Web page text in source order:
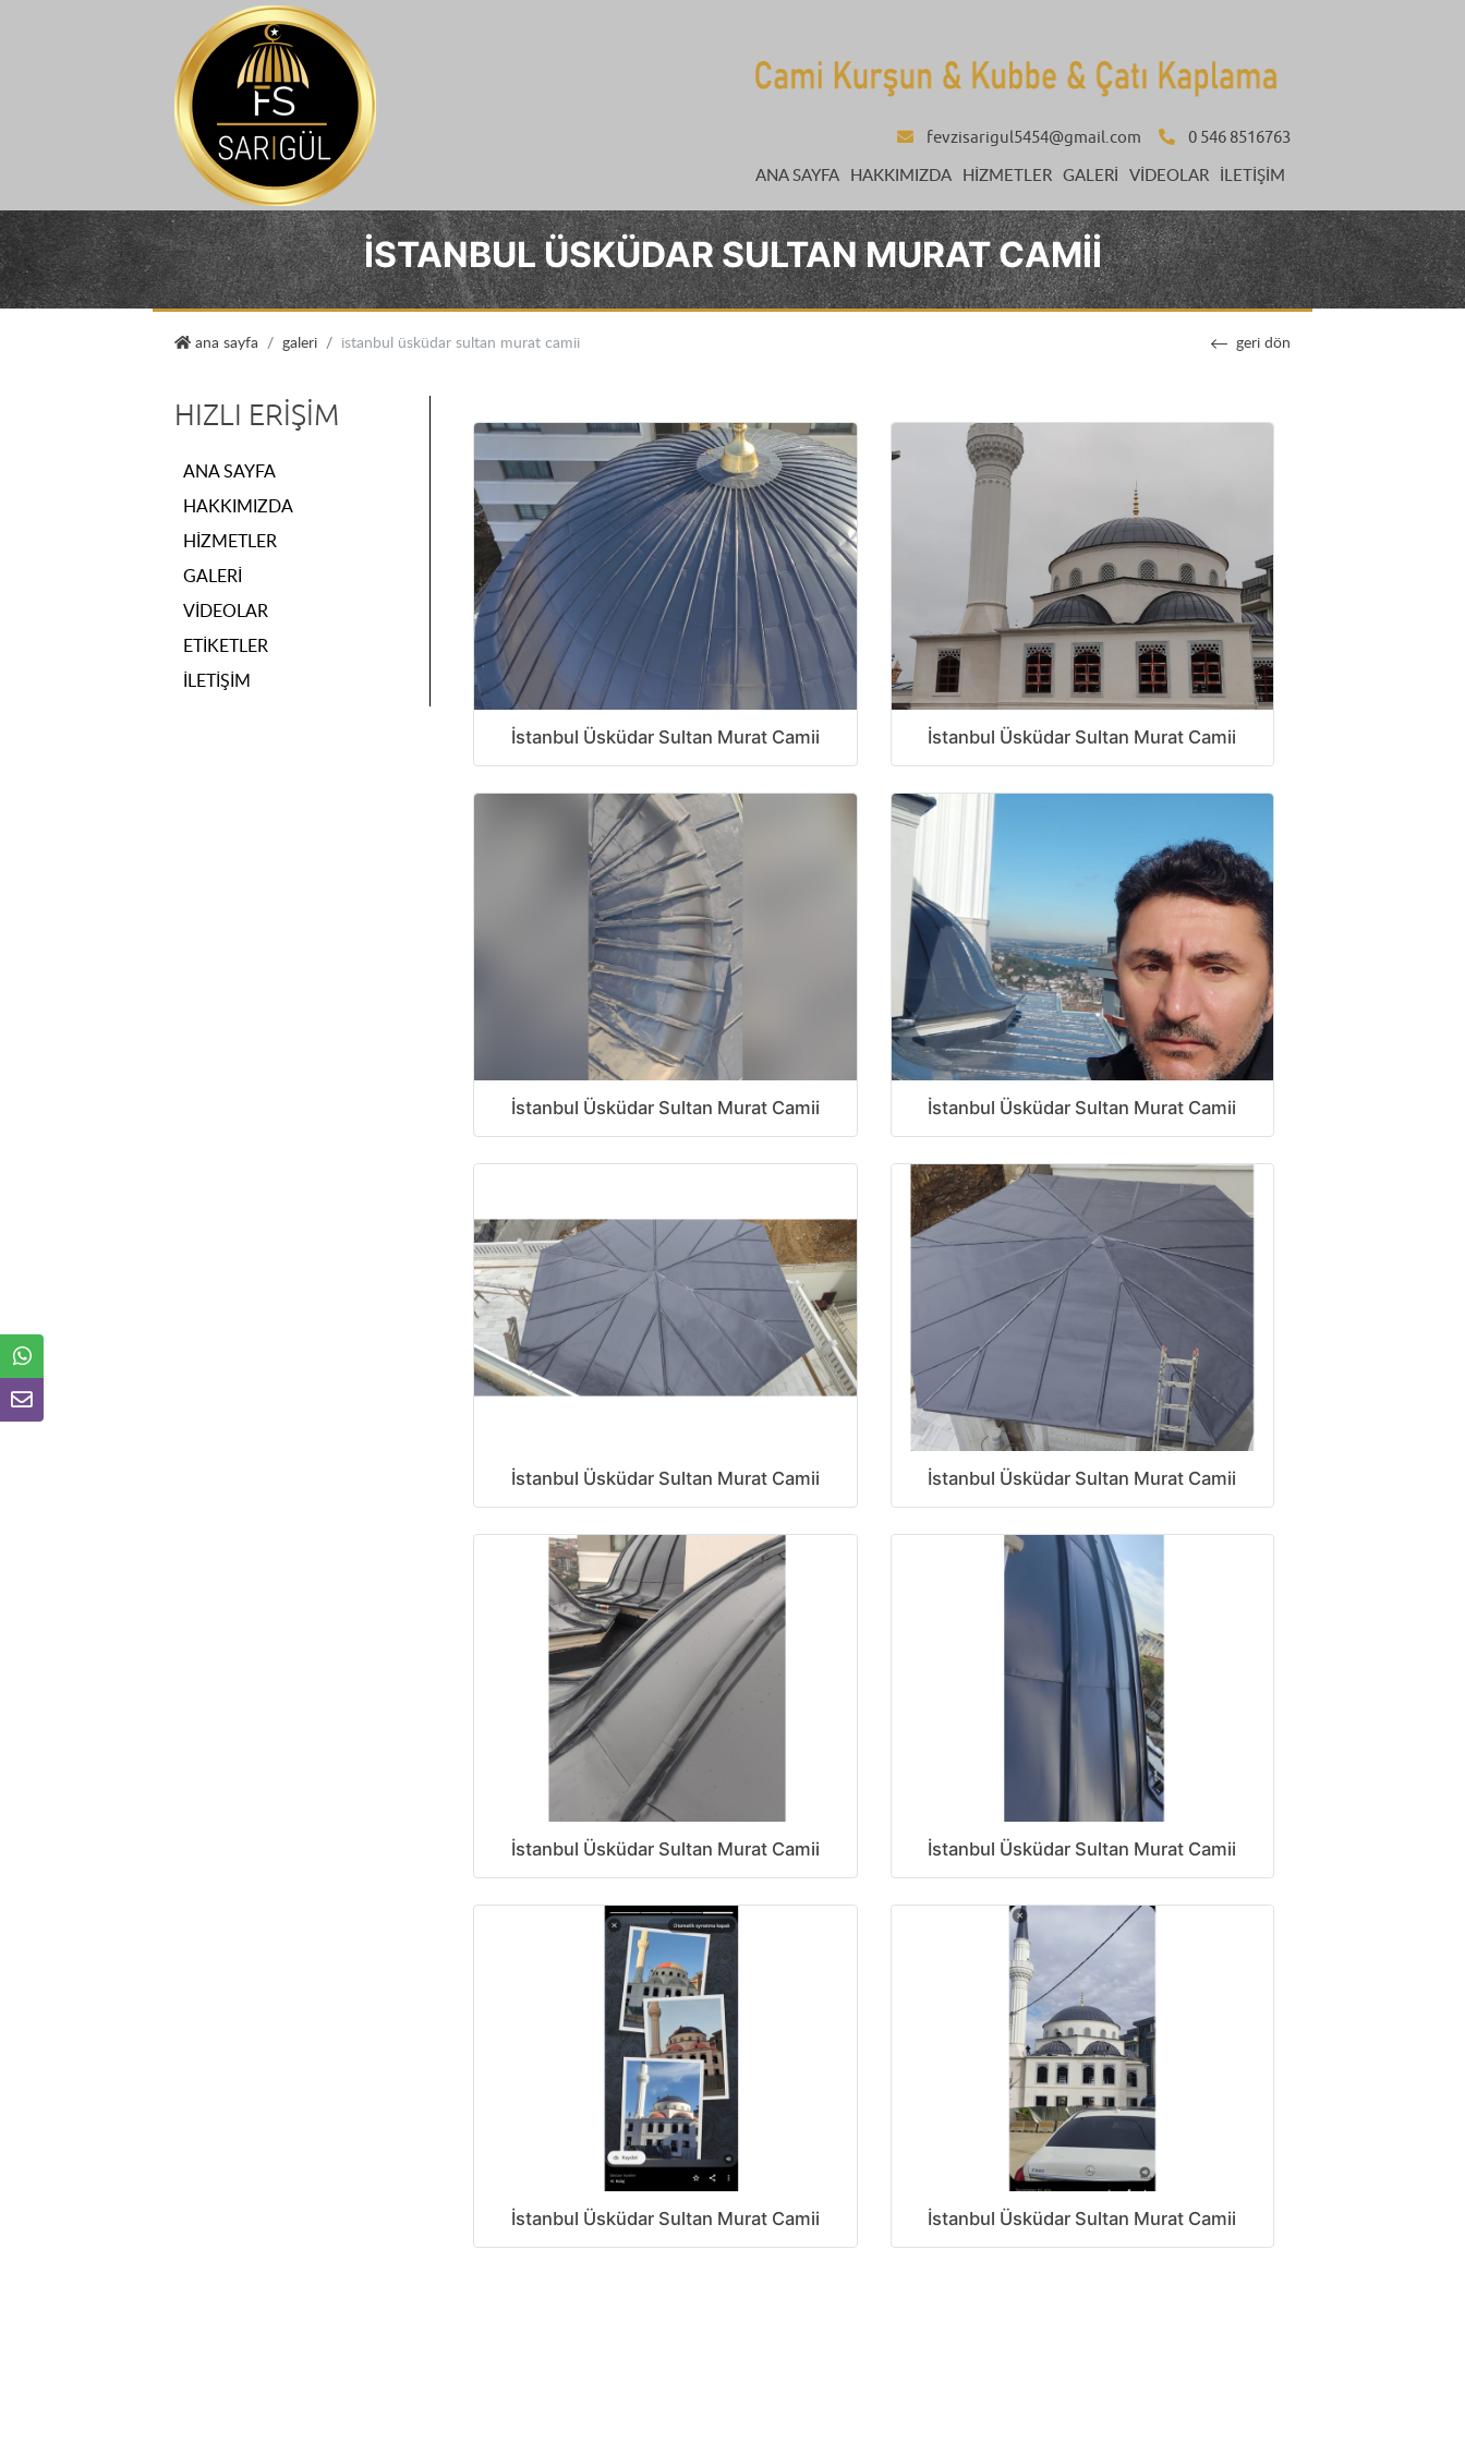
fevzisarigul5454@gmail.com 0 546 8516763
ANA SAYFA HAKKIMIZDA HIZMETLER GALERI VIDEOLAR İLETIŞIM
İSTANBUL ÜSKÜDAR SULTAN MURAT CAMII
ana sayfa sarıgül kurşun kaplama
galeri i̇stanbul üsküdar sultan murat camii geri dön
HIZLI ERIŞIM
ANA SAYFA
HAKKIMIZDA
HIZMETLER
GALERI
VIDEOLAR
ETIKETLER
İLETIŞIM
İstanbul Üsküdar Sultan Murat Camii İstanbul Üsküdar Sultan Murat Camii
İstanbul Üsküdar Sultan Murat Camii İstanbul Üsküdar Sultan Murat Camii
İstanbul Üsküdar Sultan Murat Camii İstanbul Üsküdar Sultan Murat Camii
İstanbul Üsküdar Sultan Murat Camii İstanbul Üsküdar Sultan Murat Camii
İstanbul Üsküdar Sultan Murat Camii İstanbul Üsküdar Sultan Murat Camii